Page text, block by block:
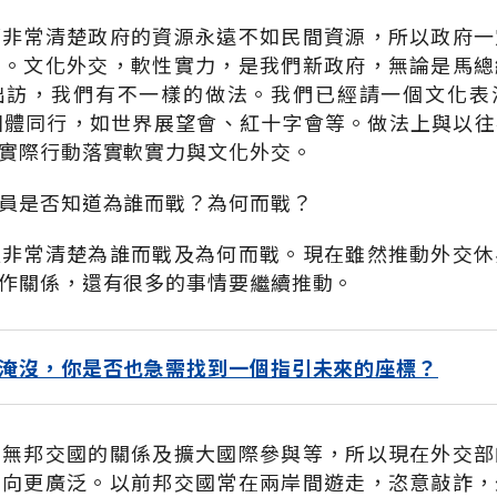
常清楚政府的資源永遠不如民間資源，所以政府
文化外交，軟性實力，是我們新政府，無論是馬
，我們有不一樣的做法。我們已經請一個文化
同行，如世界展望會、紅十字會等。做法上與以
際行動落實軟實力與文化外交。
是否知道為誰而戰？為何而戰？
常清楚為誰而戰及為何而戰。現在雖然推動外交
關係，還有很多的事情要繼續推動。
沒，你是否也急需找到一個指引未來的座標？
邦交國的關係及擴大國際參與等，所以現在外交
更廣泛。以前邦交國常在兩岸間遊走，恣意敲詐